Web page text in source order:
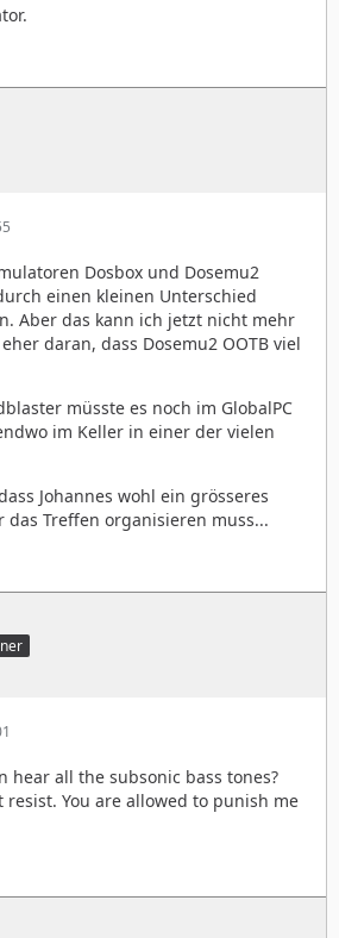
Dosbox und Dosemu2
einen kleinen Unterschied
Aber das kann ich jetzt nicht mehr
daran, dass Dosemu2 OOTB viel
müsste es noch im GlobalPC
im Keller in einer der vielen
Johannes wohl ein grösseres
Treffen organisieren muss...
hear all the subsonic bass tones?
resist. You are allowed to punish me